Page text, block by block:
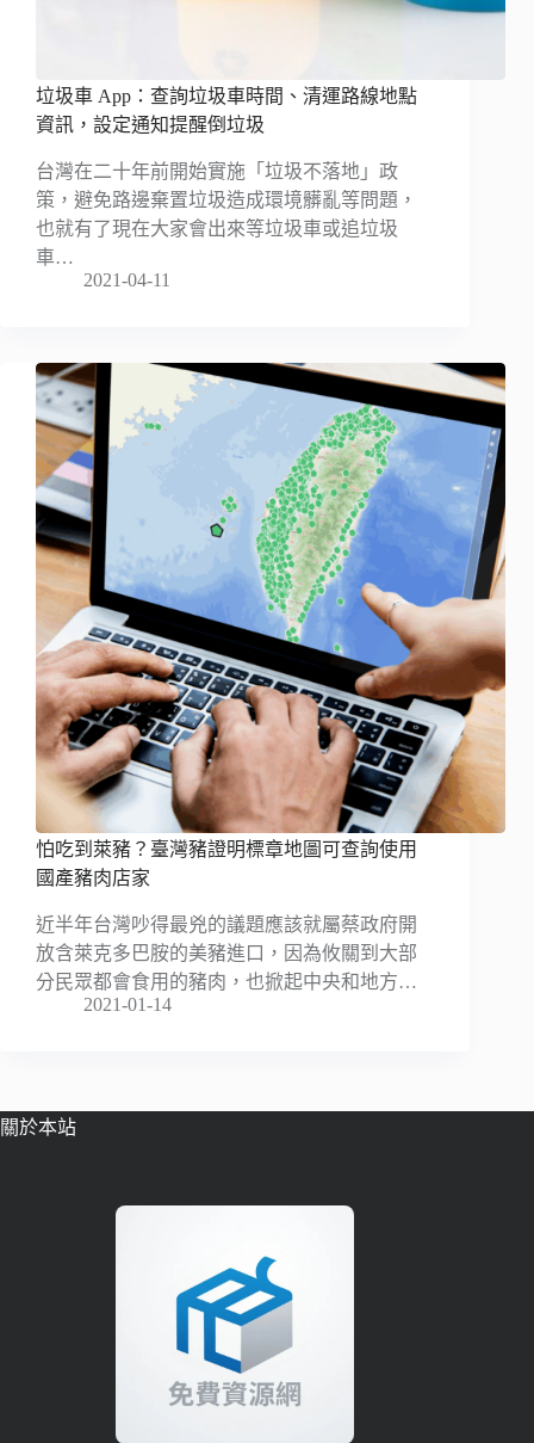
垃圾車 App：查詢垃圾車時間、清運路線地點
資訊，設定通知提醒倒垃圾
台灣在二十年前開始實施「垃圾不落地」政
策，避免路邊棄置垃圾造成環境髒亂等問題，
也就有了現在大家會出來等垃圾車或追垃圾
車…
2021-04-11
怕吃到萊豬？臺灣豬證明標章地圖可查詢使用
國產豬肉店家
近半年台灣吵得最兇的議題應該就屬蔡政府開
放含萊克多巴胺的美豬進口，因為攸關到大部
分民眾都會食用的豬肉，也掀起中央和地方…
2021-01-14
關於本站